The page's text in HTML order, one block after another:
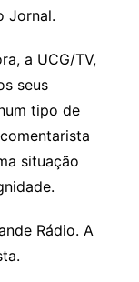
Jornal.
a UCG/TV,
seus
tipo de
situação
Rádio. A